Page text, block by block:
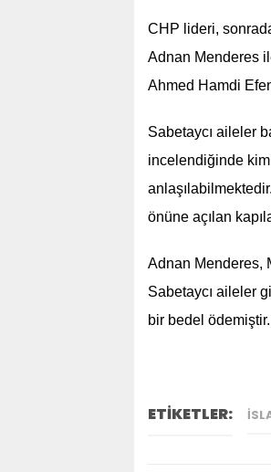
CHP lideri,
Adnan Menderes
Ahmed Hamdi
Sabetaycı aileler
incelendiğinde
önüne açılan
Adnan Menderes,
Sabetaycı aileler
bir bedel
ETİKETLER: